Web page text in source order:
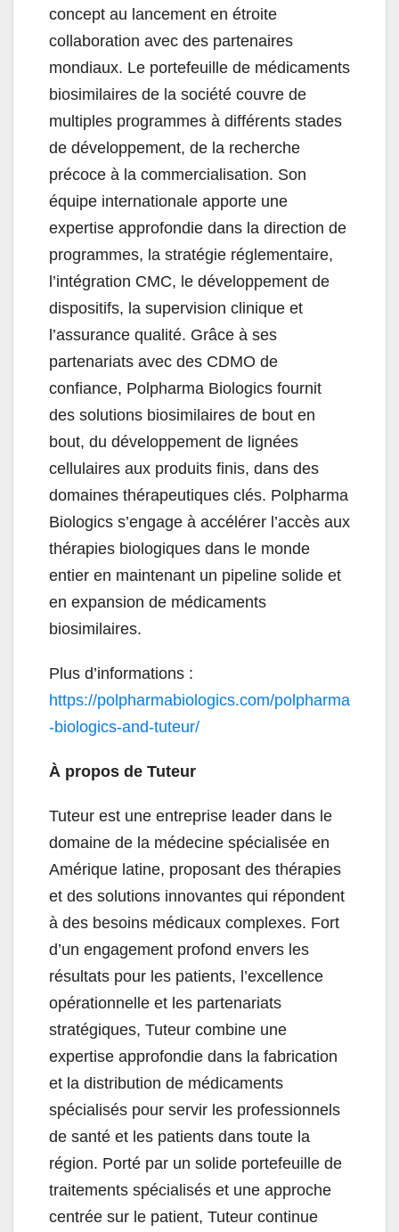
concept au lancement en étroite
collaboration avec des partenaires
mondiaux. Le portefeuille de médicaments
biosimilaires de la société couvre de
multiples programmes à différents stades
de développement, de la recherche
précoce à la commercialisation. Son
équipe internationale apporte une
expertise approfondie dans la direction de
programmes, la stratégie réglementaire,
l’intégration CMC, le développement de
dispositifs, la supervision clinique et
l’assurance qualité. Grâce à ses
partenariats avec des CDMO de
confiance, Polpharma Biologics fournit
des solutions biosimilaires de bout en
bout, du développement de lignées
cellulaires aux produits finis, dans des
domaines thérapeutiques clés. Polpharma
Biologics s’engage à accélérer l’accès aux
thérapies biologiques dans le monde
entier en maintenant un pipeline solide et
en expansion de médicaments
biosimilaires.
Plus d’informations :
https://polpharmabiologics.com/polpharma
-biologics-and-tuteur/
À propos de Tuteur
Tuteur est une entreprise leader dans le
domaine de la médecine spécialisée en
Amérique latine, proposant des thérapies
et des solutions innovantes qui répondent
à des besoins médicaux complexes. Fort
d’un engagement profond envers les
résultats pour les patients, l’excellence
opérationnelle et les partenariats
stratégiques, Tuteur combine une
expertise approfondie dans la fabrication
et la distribution de médicaments
spécialisés pour servir les professionnels
de santé et les patients dans toute la
région. Porté par un solide portefeuille de
traitements spécialisés et une approche
centrée sur le patient, Tuteur continue